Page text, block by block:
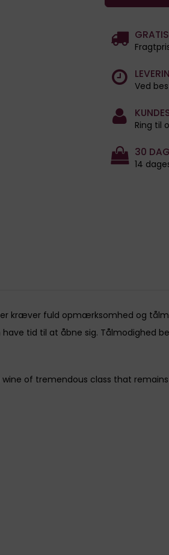
Ved
Ring til
30
14
kræver fuld opmærksomhed og
tid til at åbne sig. Tålmodighed
of tremendous class that